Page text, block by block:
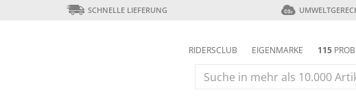
SCHNELLE LIEFERUNG
RIDERSCLUB EIGENMARKE 115